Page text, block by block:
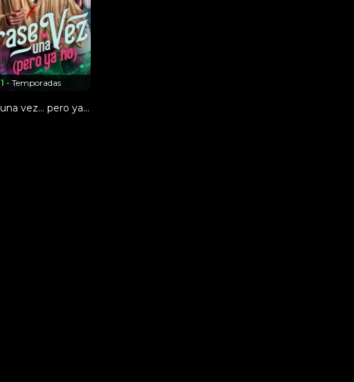
1- Temporadas
Érase una vez… pero ya no